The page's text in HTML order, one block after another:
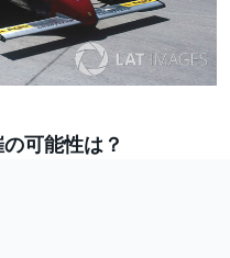
可能性は？